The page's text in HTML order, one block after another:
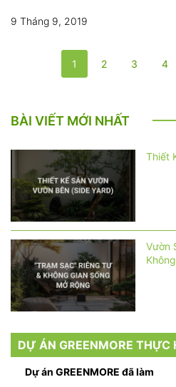
9 Tháng 9, 2019
1 2 3 4
BÀI VIẾT MỚI NHẤT
Thiết
Vườn
DỰ ÁN GREENMORE THỰC
Dự án GREENMORE đã làm